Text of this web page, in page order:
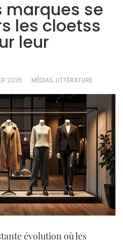
marques se
les cloetss
leur
2026 MÉDIAS, LITTÉRATURE
évolution où les